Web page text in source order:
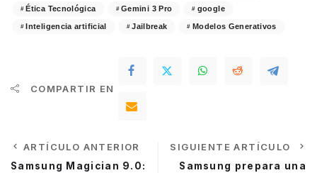
Ética Tecnológica Gemini 3 Pro google
Inteligencia artificial Jailbreak Modelos Generativos
COMPARTIR EN
ARTÍCULO ANTERIOR
Samsung Magician 9.0:
SIGUIENTE ARTÍCULO
Samsung prepara una